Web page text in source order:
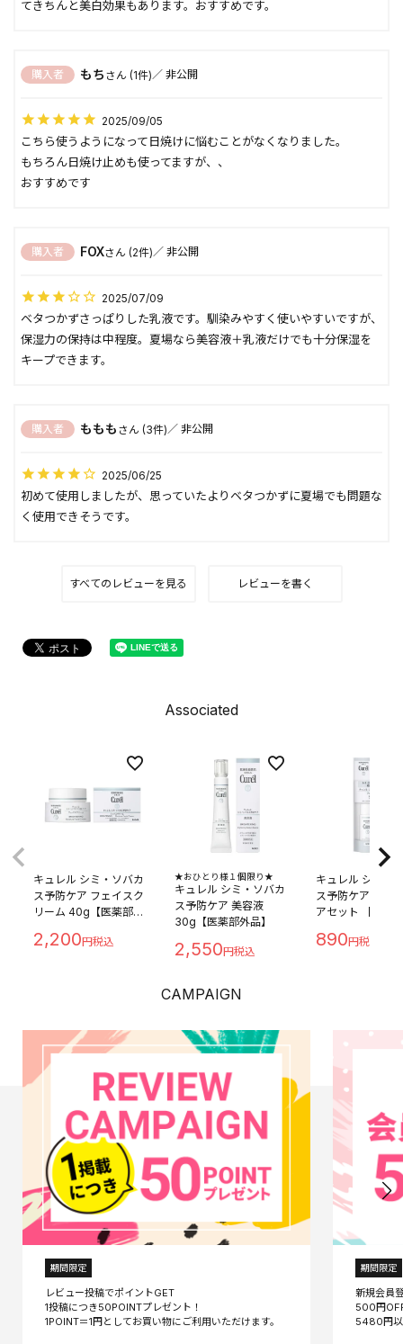
てきちんと美白効果もあります。おすすめです。
もち 1
購入者 非公開
2025/09/05
こちら使うようになって日焼けに悩むことがなくなりました。
もちろん日焼け止めも使ってますが、、
おすすめです
FOX 2
購入者 非公開
2025/07/09
ベタつかずさっぱりした乳液です。馴染みやすく使いやすいですが、
保湿力の保持は中程度。夏場なら美容液＋乳液だけでも十分保湿を
キープできます。
ももも 3
購入者 非公開
2025/06/25
初めて使用しましたが、思っていたよりベタつかずに夏場でも問題な
すべてのレビューを見る レビューを書く
Associated
キュレル シミ・ソバカ
ス予防ケア フェイスク
リーム 40g【医薬部外
2,200
★おひとり様１個限り★
キュレル シミ・ソバカ
ス予防ケア 美容液
30g【医薬部外品】
2,550
キュレル シミ・
ス予防ケア フェ
アセット 【医薬
30ml
890
CAMPAIGN
期間限定
レビュー投稿でポイントGET
1投稿につき50POINTプレゼント！
期間限定
新規会員
500円